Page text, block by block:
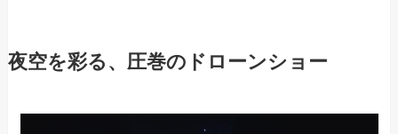
夜空を彩る、圧巻のドローンショー